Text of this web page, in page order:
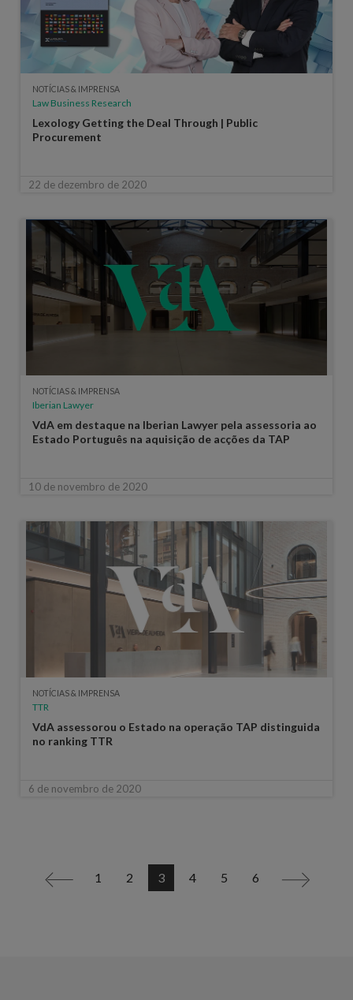
NOTÍCIAS & IMPRENSA
Law Business Research
Lexology Getting the Deal Through | Public
Procurement
22 de dezembro de 2020
NOTÍCIAS & IMPRENSA
Iberian Lawyer
VdA em destaque na Iberian Lawyer pela assessoria ao
Estado Português na aquisição de acções da TAP
10 de novembro de 2020
NOTÍCIAS & IMPRENSA
TTR
VdA assessorou o Estado na operação TAP distinguida
no ranking TTR
6 de novembro de 2020
< 1 2 3 4 5 6 >